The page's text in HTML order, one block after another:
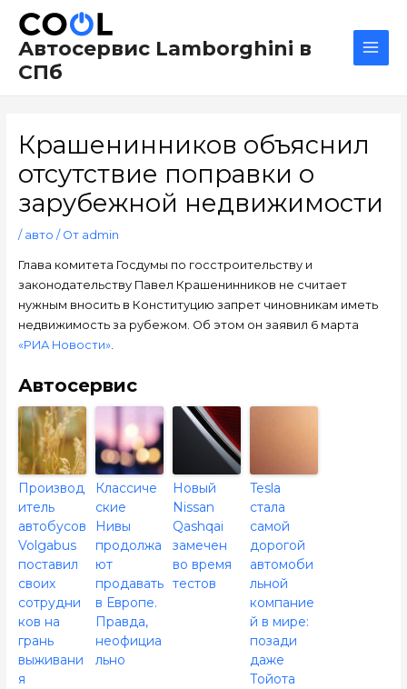
содержимому
Автосервис Lamborghini в
СПб
Крашенинников объяснил
отсутствие поправки о
зарубежной недвижимости
/ авто / От admin
Глава комитета Госдумы по госстроительству и
законодательству Павел Крашенинников не считает
нужным вносить в Конституцию запрет чиновникам иметь
недвижимость за рубежом. Об этом он заявил 6 марта
«РИА Новости».
Автосервис
Производ
итель
автобусов
Volgabus
поставил
своих
сотрудни
ков на
грань
выживани
я
Классиче
ские
Нивы
продолжа
ют
продавать
в Европе.
Правда,
неофициа
льно
Новый
Nissan
Qashqai
замечен
во время
тестов
Tesla
стала
самой
дорогой
автомоби
льной
компание
й в мире:
позади
даже
Тойота
по
записям